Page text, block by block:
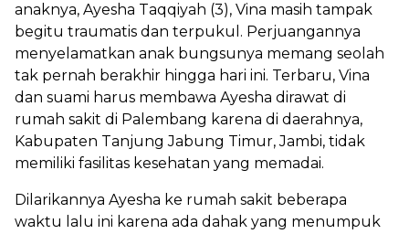
anaknya, Ayesha Taqqiyah (3), Vina masih tampak
begitu traumatis dan terpukul. Perjuangannya
menyelamatkan anak bungsunya memang seolah
tak pernah berakhir hingga hari ini. Terbaru, Vina
dan suami harus membawa Ayesha dirawat di
rumah sakit di Palembang karena di daerahnya,
Kabupaten Tanjung Jabung Timur, Jambi, tidak
memiliki fasilitas kesehatan yang memadai.
Dilarikannya Ayesha ke rumah sakit beberapa
waktu lalu ini karena ada dahak yang menumpuk